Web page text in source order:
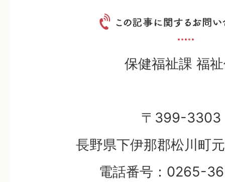
保健福祉課 福
〒399-3303
長野県下伊那郡松川町
電話番号：0265-